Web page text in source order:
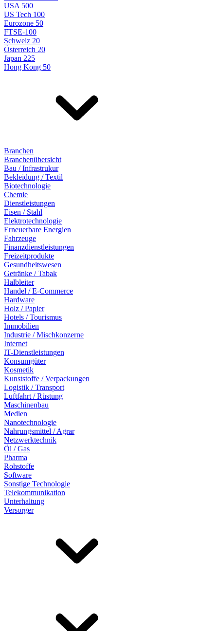
USA 500
US Tech 100
Eurozone 50
FTSE-100
Schweiz 20
Österreich 20
Japan 225
Hong Kong 50
Branchen
Branchenübersicht
Bau / Infrastrukur
Bekleidung / Textil
Biotechnologie
Chemie
Dienstleistungen
Eisen / Stahl
Elektrotechnologie
Erneuerbare Energien
Fahrzeuge
Finanzdienstleistungen
Freizeitprodukte
Gesundheitswesen
Getränke / Tabak
Halbleiter
Handel / E-Commerce
Hardware
Holz / Papier
Hotels / Tourismus
Immobilien
Industrie / Mischkonzerne
Internet
IT-Dienstleistungen
Konsumgüter
Kosmetik
Kunststoffe / Verpackungen
Logistik / Transport
Luftfahrt / Rüstung
Maschinenbau
Medien
Nanotechnologie
Nahrungsmittel / Agrar
Netzwerktechnik
Öl / Gas
Pharma
Rohstoffe
Software
Sonstige Technologie
Telekommunikation
Unterhaltung
Versorger